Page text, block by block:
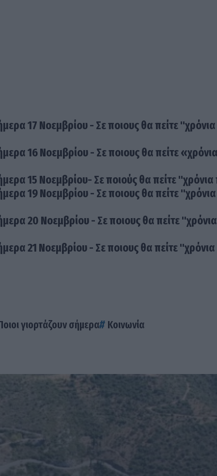
17 Νοεμβρίου - Σε ποιους θα πείτε "χρόνια
16 Νοεμβρίου - Σε ποιους θα πείτε
15 Νοεμβρίου- Σε ποιούς θα πείτε
19 Νοεμβρίου - Σε ποιους θα πείτε "χρόνια
20 Νοεμβρίου - Σε ποιους θα πείτε "χρόνια
21 Νοεμβρίου - Σε ποιους θα πείτε "χρόνια
γιορτάζουν σήμερα Κοινωνία